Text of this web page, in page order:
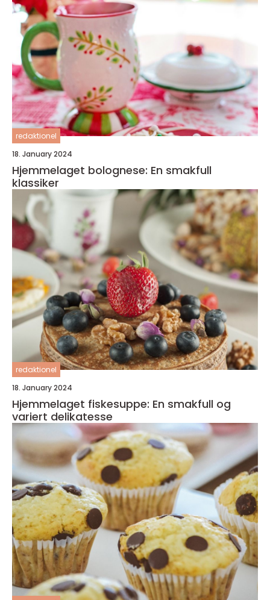
redaktionel
18. January 2024
Hjemmelaget bolognese: En smakfull
klassiker
redaktionel
18. January 2024
Hjemmelaget fiskesuppe: En smakfull og
variert delikatesse